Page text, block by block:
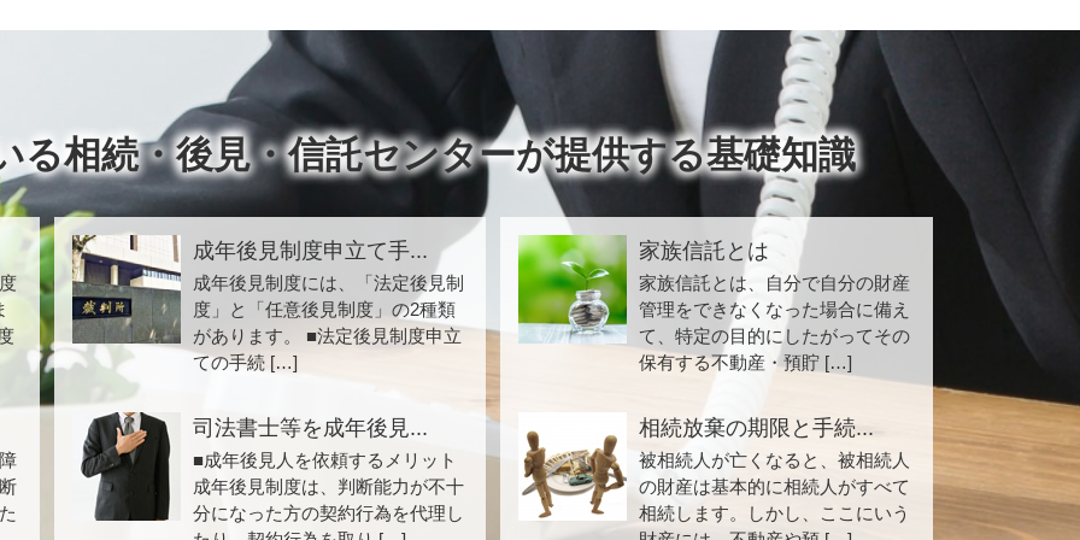
る相続・後見・信託センターが提供する基礎知識
成年後見制度申立て手...
成年後見制度には、「法定後見制
度」と「任意後見制度」の2種類
があります。 ■法定後見制度申立
ての手続 […]
家族信託とは
家族信託とは、自分で自分の財産
管理をできなくなった場合に備え
て、特定の目的にしたがってその
保有する不動産・預貯 […]
司法書士等を成年後見...
■成年後見人を依頼するメリット
成年後見制度は、判断能力が不十
分になった方の契約行為を代理し
相続放棄の期限と手続...
被相続人が亡くなると、被相続人
の財産は基本的に相続人がすべて
相続します。しかし、ここにいう